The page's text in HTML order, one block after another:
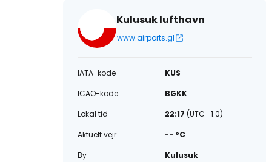
Kulusuk lufthavn
www.airports.gl
IATA-kode
KUS
ICAO-kode
BGKK
Lokal tid
22:17 (UTC -1.0)
Aktuelt vejr
-- °C
By
Kulusuk